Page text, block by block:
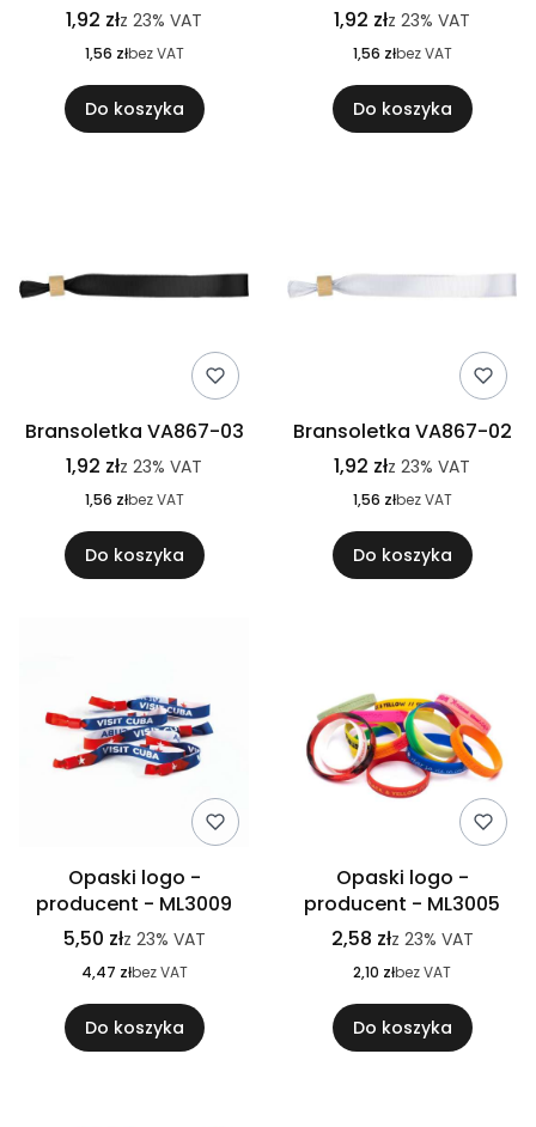
1,92 złz 23% VAT
1,56 złbez VAT
Do koszyka
1,92 złz 23% VAT
1,56 złbez VAT
Do koszyka
Bransoletka VA867-03
1,92 złz 23% VAT
1,56 złbez VAT
Do koszyka
Bransoletka VA867-02
1,92 złz 23% VAT
1,56 złbez VAT
Do koszyka
Opaski logo -
producent - ML3009
5,50 złz 23% VAT
4,47 złbez VAT
Do koszyka
Opaski logo -
producent - ML3005
2,58 złz 23% VAT
2,10 złbez VAT
Do koszyka